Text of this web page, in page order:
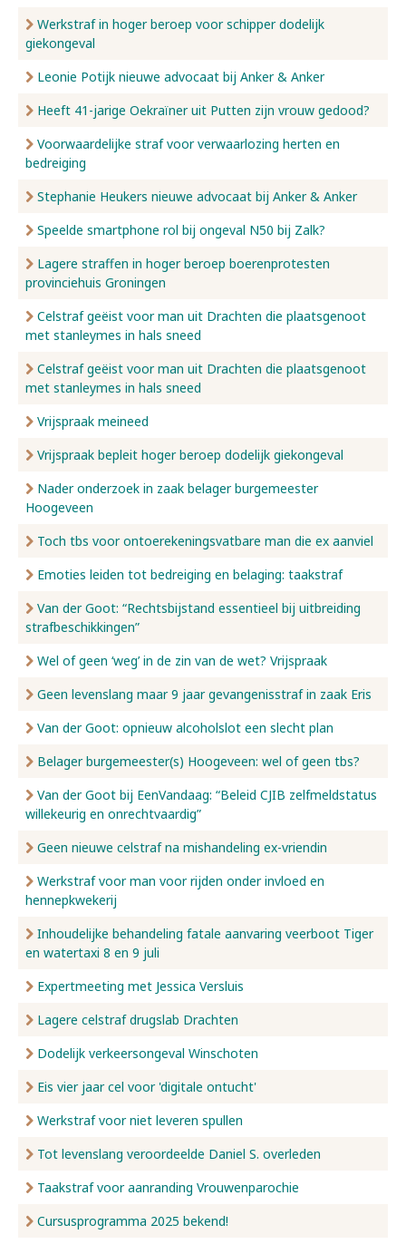
Werkstraf in hoger beroep voor schipper dodelijk
giekongeval
Leonie Potijk nieuwe advocaat bij Anker & Anker
Heeft 41-jarige Oekraïner uit Putten zijn vrouw gedood?
Voorwaardelijke straf voor verwaarlozing herten en
bedreiging
Stephanie Heukers nieuwe advocaat bij Anker & Anker
Speelde smartphone rol bij ongeval N50 bij Zalk?
Lagere straffen in hoger beroep boerenprotesten
provinciehuis Groningen
Celstraf geëist voor man uit Drachten die plaatsgenoot
met stanleymes in hals sneed
Celstraf geëist voor man uit Drachten die plaatsgenoot
met stanleymes in hals sneed
Vrijspraak meineed
Vrijspraak bepleit hoger beroep dodelijk giekongeval
Nader onderzoek in zaak belager burgemeester
Hoogeveen
Toch tbs voor ontoerekeningsvatbare man die ex aanviel
Emoties leiden tot bedreiging en belaging: taakstraf
Van der Goot: “Rechtsbijstand essentieel bij uitbreiding
strafbeschikkingen”
Wel of geen ‘weg’ in de zin van de wet? Vrijspraak
Geen levenslang maar 9 jaar gevangenisstraf in zaak Eris
Van der Goot: opnieuw alcoholslot een slecht plan
Belager burgemeester(s) Hoogeveen: wel of geen tbs?
Van der Goot bij EenVandaag: “Beleid CJIB zelfmeldstatus
willekeurig en onrechtvaardig”
Geen nieuwe celstraf na mishandeling ex-vriendin
Werkstraf voor man voor rijden onder invloed en
hennepkwekerij
Inhoudelijke behandeling fatale aanvaring veerboot Tiger
en watertaxi 8 en 9 juli
Expertmeeting met Jessica Versluis
Lagere celstraf drugslab Drachten
Dodelijk verkeersongeval Winschoten
Eis vier jaar cel voor 'digitale ontucht'
Werkstraf voor niet leveren spullen
Tot levenslang veroordeelde Daniel S. overleden
Taakstraf voor aanranding Vrouwenparochie
Cursusprogramma 2025 bekend!